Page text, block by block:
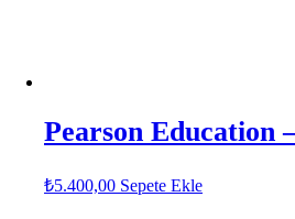
Pearson Education
₺5.400,00 Sepete Ekle